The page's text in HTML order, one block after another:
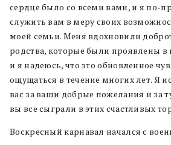
сердце было со всеми вами, и я по-
служить вам в меру своих
моей семьи. Меня вдохновили
родства, которые были проявлены в
и я надеюсь, что это обновленное
ощущаться в течение многих лет. Я
вас за ваши добрые пожелания и за
вы все сыграли в этих счастливых
Воскресный карнавал начался с